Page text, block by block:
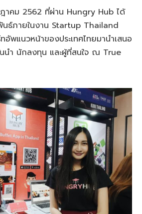
าคม 2562 ที่ผ่าน Hungry Hub ได้
นธ์ภายในงาน Startup Thailand
อัพแนวหน้าของประเทศไทยมานำเสนอ
นำ นักลงทุน และผู้ที่สนใจ ณ True